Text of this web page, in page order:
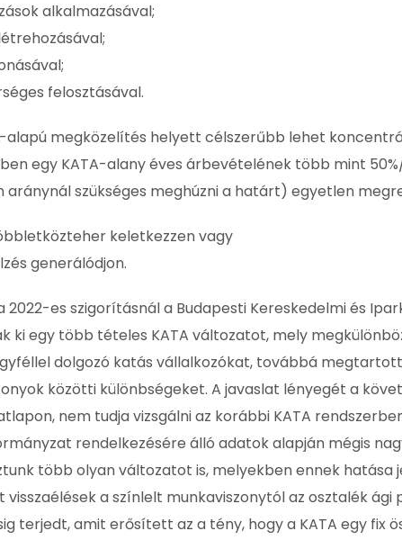
alkalmazásával;
felosztásával.
alapú megközelítés helyett célszerűbb lehet
egy KATA-alany éves árbevételének több mint
aránynál szükséges meghúzni a határt) egyetlen
keletkezzen vagy
generálódjon.
2022-es szigorításnál a Budapesti Kereskedelmi és
ki egy több tételes KATA változatot, mely
dolgozó katás vállalkozókat, továbbá
közötti különbségeket. A javaslat lényegét a
nem tudja vizsgálni az korábbi KATA
rendelkezésére álló adatok alapján mégis
több olyan változatot is, melyekben ennek hatása
a színlelt munkaviszonytól az osztalék ági
terjedt, amit erősített az a tény, hogy a KATA egy fix